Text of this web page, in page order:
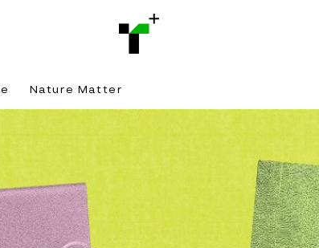
Nature Matter